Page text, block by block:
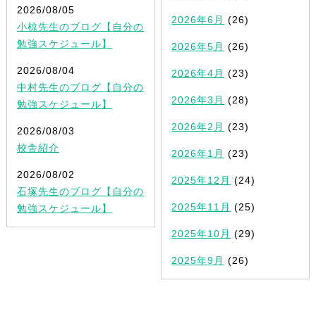
2026/08/05
小椋先生のブログ【自分の
勉強スケジュール】
2026/08/04
中村先生のブログ【自分の
勉強スケジュール】
2026/08/03
校舎紹介
2026/08/02
石塚先生のブログ【自分の
勉強スケジュール】
2026年6月 (26)
2026年5月 (26)
2026年4月 (23)
2026年3月 (28)
2026年2月 (23)
2026年1月 (23)
2025年12月 (24)
2025年11月 (25)
2025年10月 (29)
2025年9月 (26)